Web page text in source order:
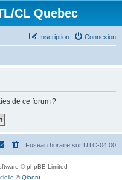
CL Quebec
Connexion
Inscription
de ce forum ?
Fuseau horaire sur UTC-04:00
© phpBB Limited
©Qiaeru